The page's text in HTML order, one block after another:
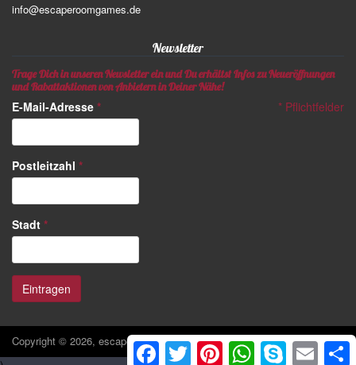
info@escaperoomgames.de
Newsletter
Trage Dich in unseren Newsletter ein und Du erhältst Infos zu Neueröffnungen
und Rabattaktionen von Anbietern in Deiner Nähe!
* Pflichtfelder
E-Mail-Adresse *
Postleitzahl *
Stadt *
Copyright © 2026, escaperoomgames.de
FacebookTwitter PinterestWhatsApp
Skype Email